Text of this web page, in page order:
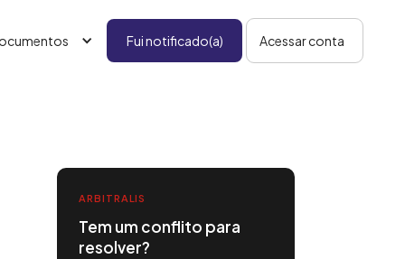
Fui notificado(a) Acessar conta
ARBITRALIS
Tem um conflito para
resolver?